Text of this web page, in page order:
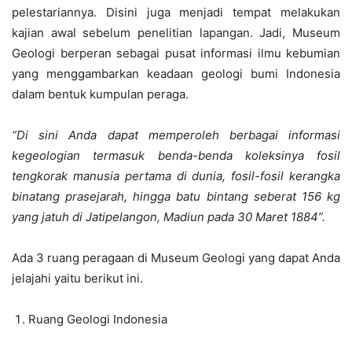
pelestariannya. Disini juga menjadi tempat melakukan
kajian awal sebelum penelitian lapangan. Jadi, Museum
Geologi berperan sebagai pusat informasi ilmu kebumian
yang menggambarkan keadaan geologi bumi Indonesia
dalam bentuk kumpulan peraga.
“Di sini Anda dapat memperoleh berbagai informasi
kegeologian termasuk benda-benda koleksinya fosil
tengkorak manusia pertama di dunia, fosil-fosil kerangka
binatang prasejarah, hingga batu bintang seberat 156 kg
yang jatuh di Jatipelangon, Madiun pada 30 Maret 1884”.
Ada 3 ruang peragaan di Museum Geologi yang dapat Anda
jelajahi yaitu berikut ini.
Ruang Geologi Indonesia